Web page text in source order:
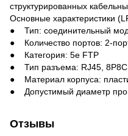
структурированных
Основные характеристики
● Тип: соединительный
● Количество портов: 2-
● Категория: 5e FTP
● Тип разъема: RJ45, 8P8C
● Материал корпуса:
● Допустимый диаметр
Отзывы